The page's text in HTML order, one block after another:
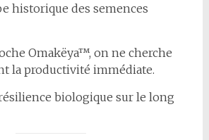
historique des semences
Omakëya™, on ne cherche
la productivité immédiate.
biologique sur le long